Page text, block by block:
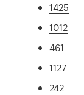
1425
1012
461
1127
242